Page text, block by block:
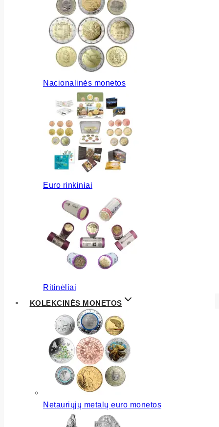
Nacionalinės monetos
Euro rinkiniai
Ritinėliai
KOLEKCINĖS MONETOS
Netauriųjų metalų euro monetos